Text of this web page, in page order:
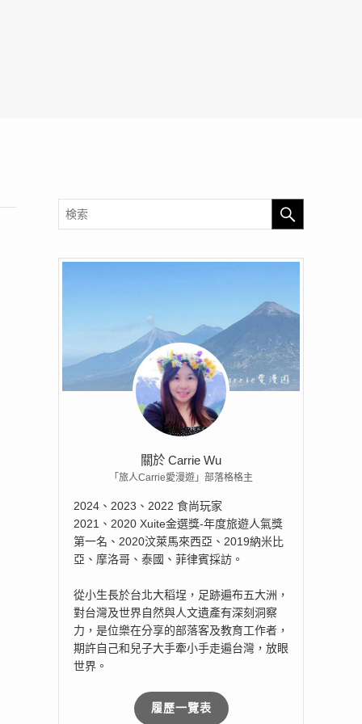
關於 Carrie Wu
「旅人Carrie愛漫遊」部落格格主
2024、2023、2022 食尚玩家
2021、2020 Xuite金選獎-年度旅遊人氣獎
第一名、2020汶萊馬來西亞、2019納米比
亞、摩洛哥、泰國、菲律賓採訪。
從小生長於台北大稻埕，足跡遍布五大洲，
對台灣及世界自然與人文遺產有深刻洞察
力，是位樂在分享的部落客及教育工作者，
期許自己和兒子大手牽小手走遍台灣，放眼
世界。
履歷一覽表